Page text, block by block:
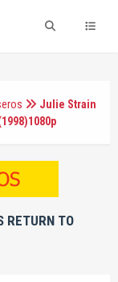
Julie Strain
RETURN TO